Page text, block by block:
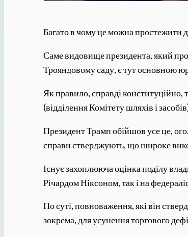
Багато в чому це можна простежити
Саме видовище президента, який
Трояндовому саду, є тут основною
Як правило, справді конституційно,
(відділення Комітету шляхів і
Президент Трамп обійшов усе це,
справи стверджують, що широке
Існує захоплююча оцінка поділу
Річардом Ніксоном, так і на
По суті, повноваження, які він
зокрема, для усунення торгового